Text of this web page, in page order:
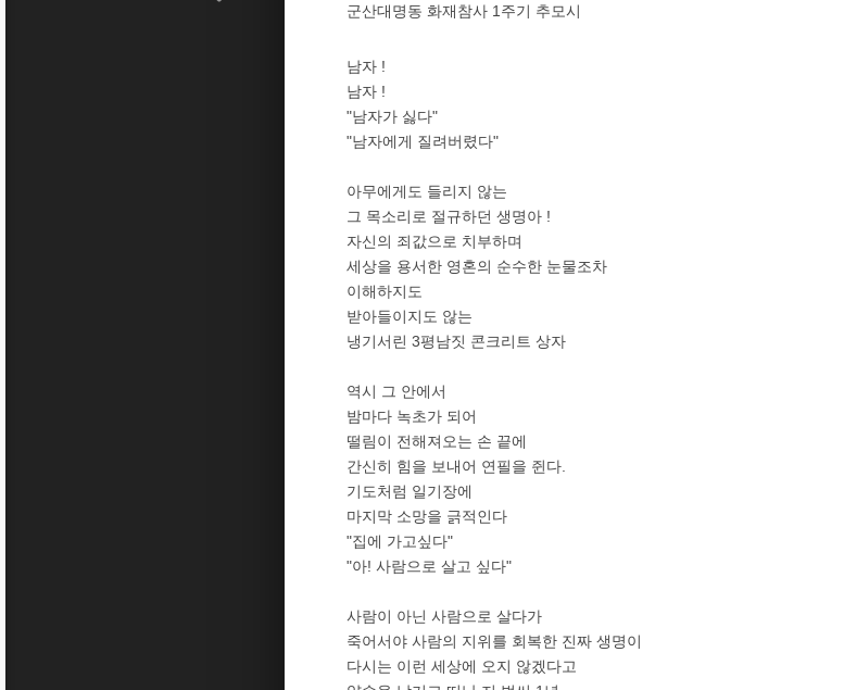
군산대명동 화재참사 1주기 추모시
남자 !
남자 !
"남자가 싫다"
"남자에게 질려버렸다"
아무에게도 들리지 않는
그 목소리로 절규하던 생명아 !
자신의 죄값으로 치부하며
세상을 용서한 영혼의 순수한 눈물조차
이해하지도
받아들이지도 않는
냉기서린 3평남짓 콘크리트 상자
역시 그 안에서
밤마다 녹초가 되어
떨림이 전해져오는 손 끝에
간신히 힘을 보내어 연필을 쥔다.
기도처럼 일기장에
마지막 소망을 긁적인다
"집에 가고싶다"
"아! 사람으로 살고 싶다"
사람이 아닌 사람으로 살다가
죽어서야 사람의 지위를 회복한 진짜 생명이
다시는 이런 세상에 오지 않겠다고